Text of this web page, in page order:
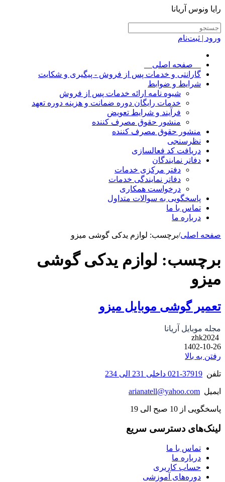
رایا ونوس آریانا
ورود | ثبت‌نام
__صفحه اصلی__
گارانتی و خدمات پس از فروش - پیگیری و شکایت
شرایط و ضوابط
شیوه نامه ارائه خدمات پس از فروش
خدمات رایگان دوره ضمانت و هزینه دوره تعهد
فرآیند و شرایط تعویض
منشور حقوق مصرف کننده
منشور حقوق مصرف کننده
نظرسنجی
دریافت کد فعالسازی
دفاتر نمایندگان
دفتر مرکزی خدمات
دفاتر نمایندگی خدمات
درخواست همکاری
پاسخگویی به سوالات متداول
تماس با ما
درباره ما
صفحه اصلی/برچسب: لوازم یدکی گوشی میزو
برچسب: لوازم یدکی گوشی
میزو
تعمیر گوشی موبایل میزو
مجله موبایل آریانا
1402-10-26
رفتن به بالا
تلفن 37919-021 داخلی 231 الی 234
ایمیل arianatell@yahoo.com
پاسخگویی از 10 صبح الی 19
لینک‌های دسترسی سریع
تماس با ما
درباره ما
حساب کاربری
دوره‌های آموزشی